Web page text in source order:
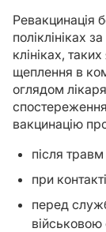
Ревакцинація
поліклініках
клініках,
щеплення в
оглядом
вакцинацію
після
при
перед